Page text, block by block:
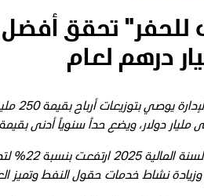
للحفر" تحقق أفضل
نشاط خدمات حقول النفط وتميز